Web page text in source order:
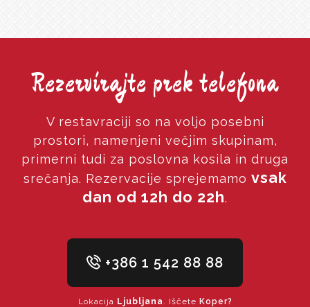
Rezervirajte prek telefona
V restavraciji so na voljo posebni
prostori, namenjeni večjim skupinam,
primerni tudi za poslovna kosila in druga
srečanja. Rezervacije sprejemamo vsak
dan od 12h do 22h.
+386 1 542 88 88
Lokacija Ljubljana . Iščete Koper?